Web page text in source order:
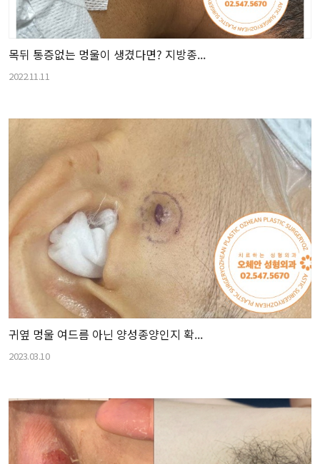
목뒤 통증없는 멍울이 생겼다면? 지방종...
2022.11.11
귀옆 멍울 여드름 아닌 양성종양인지 확...
2023.03.10